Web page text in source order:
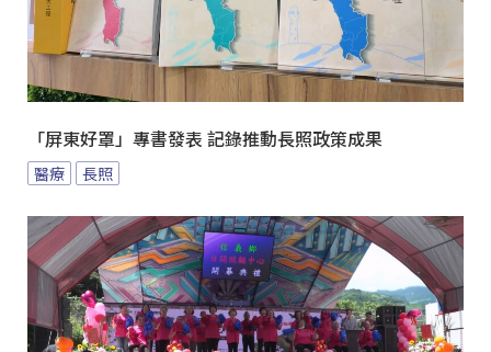
「屏東好罩」專書發表 記錄推動長照政策成果
醫療 長照